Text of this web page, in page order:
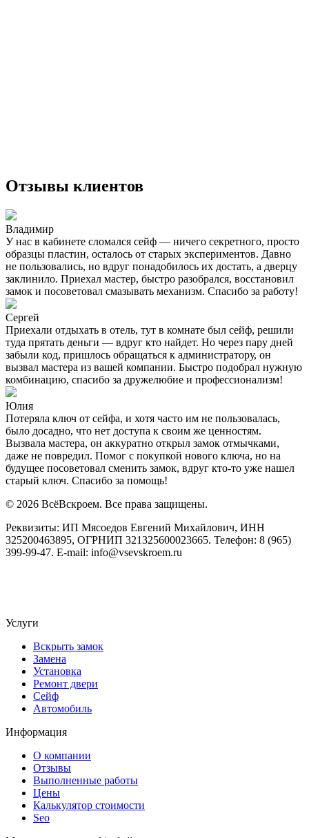
Отзывы клиентов
Владимир
У нас в кабинете сломался сейф — ничего секретного, просто
образцы пластин, осталось от старых экспериментов. Давно
не пользовались, но вдруг понадобилось их достать, а дверцу
заклинило. Приехал мастер, быстро разобрался, восстановил
замок и посоветовал смазывать механизм. Спасибо за работу!
Сергей
Приехали отдыхать в отель, тут в комнате был сейф, решили
туда прятать деньги — вдруг кто найдет. Но через пару дней
забыли код, пришлось обращаться к администратору, он
вызвал мастера из вашей компании. Быстро подобрал нужную
комбинацию, спасибо за дружелюбие и профессионализм!
Юлия
Потеряла ключ от сейфа, и хотя часто им не пользовалась,
было досадно, что нет доступа к своим же ценностям.
Вызвала мастера, он аккуратно открыл замок отмычками,
даже не повредил. Помог с покупкой нового ключа, но на
будущее посоветовал сменить замок, вдруг кто-то уже нашел
старый ключ. Спасибо за помощь!
© 2026 ВсёВскроем. Все права защищены.
Реквизиты: ИП Мясоедов Евгений Михайлович, ИНН
325200463895, ОГРНИП 321325600023665. Телефон: 8 (965)
399-99-47. E-mail: info@vsevskroem.ru
Услуги
Вскрыть замок
Замена
Установка
Ремонт двери
Сейф
Автомобиль
Информация
О компании
Отзывы
Выполненные работы
Цены
Калькулятор стоимости
Seo